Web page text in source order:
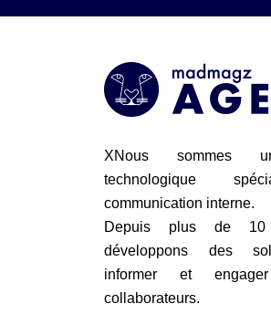
XNous sommes
technologique
communication interne.
Depuis plus de
développons des
informer et
collaborateurs.